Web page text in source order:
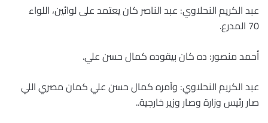
عبد الكريم النحلاوي: عبد الناصر كان يعتمد على لوائين، اللواء
70 المدرع.
أحمد منصور: ده كان بيقوده كمال حسن علي.
عبد الكريم النحلاوي: وآمره كمال حسن علي كمان مصري اللي
صار رئيس وزارة وصار وزير خارجية..